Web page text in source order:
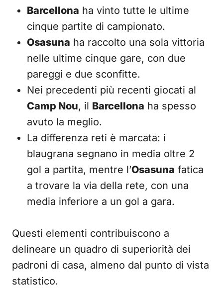
Barcellona ha vinto tutte le ultime
cinque partite di campionato.
Osasuna ha raccolto una sola vittoria
nelle ultime cinque gare, con due
pareggi e due sconfitte.
Nei precedenti più recenti giocati al
Camp Nou, il Barcellona ha spesso
avuto la meglio.
La differenza reti è marcata: i
blaugrana segnano in media oltre 2
gol a partita, mentre l’Osasuna fatica
a trovare la via della rete, con una
media inferiore a un gol a gara.
Questi elementi contribuiscono a
delineare un quadro di superiorità dei
padroni di casa, almeno dal punto di vista
statistico.